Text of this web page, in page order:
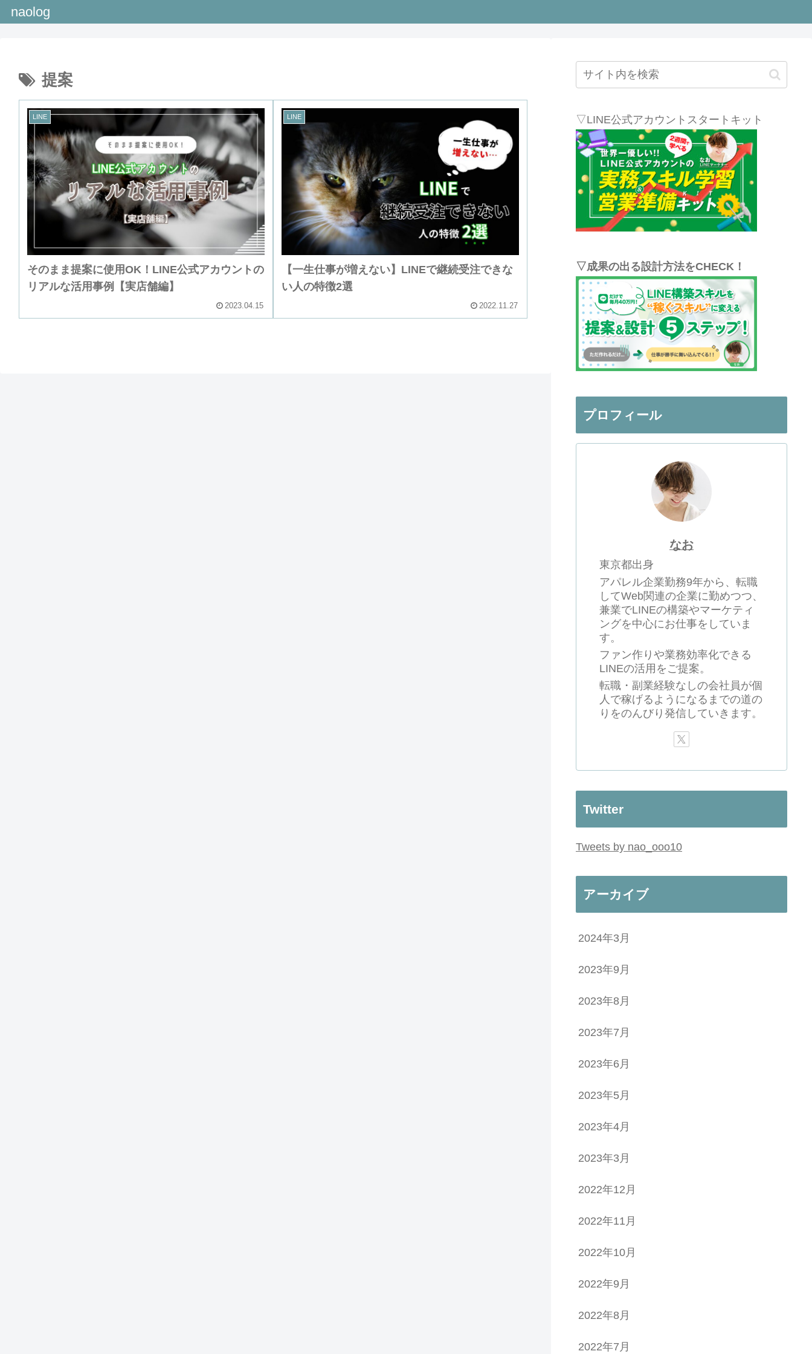
naolog
提案
LINE
そのまま提案に使用OK！LINE公式アカウントの
リアルな活用事例【実店舗編】
2023.04.15
LINE
【一生仕事が増えない】LINEで継続受注できな
い人の特徴2選
2022.11.27
▽LINE公式アカウントスタートキット
▽成果の出る設計方法をCHECK！
プロフィール
なお
東京都出身
アパレル企業勤務9年から、転職
してWeb関連の企業に勤めつつ、
兼業でLINEの構築やマーケティ
ングを中心にお仕事をしていま
す。
ファン作りや業務効率化できる
LINEの活用をご提案。
転職・副業経験なしの会社員が個
人で稼げるようになるまでの道の
りをのんびり発信していきます。
Twitter
Tweets by nao_ooo10
アーカイブ
2024年3月
2023年9月
2023年8月
2023年7月
2023年6月
2023年5月
2023年4月
2023年3月
2022年12月
2022年11月
2022年10月
2022年9月
2022年8月
2022年7月